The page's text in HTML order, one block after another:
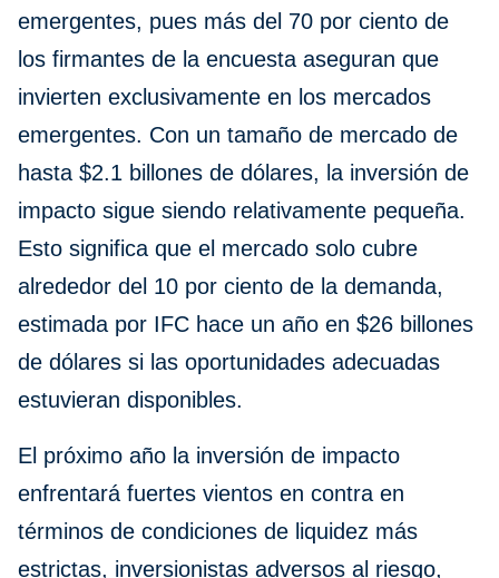
emergentes, pues más del 70 por ciento de
los firmantes de la encuesta aseguran que
invierten exclusivamente en los mercados
emergentes. Con un tamaño de mercado de
hasta $2.1 billones de dólares, la inversión de
impacto sigue siendo relativamente pequeña.
Esto significa que el mercado solo cubre
alrededor del 10 por ciento de la demanda,
estimada por IFC hace un año en $26 billones
de dólares si las oportunidades adecuadas
estuvieran disponibles.
El próximo año la inversión de impacto
enfrentará fuertes vientos en contra en
términos de condiciones de liquidez más
estrictas, inversionistas adversos al riesgo,